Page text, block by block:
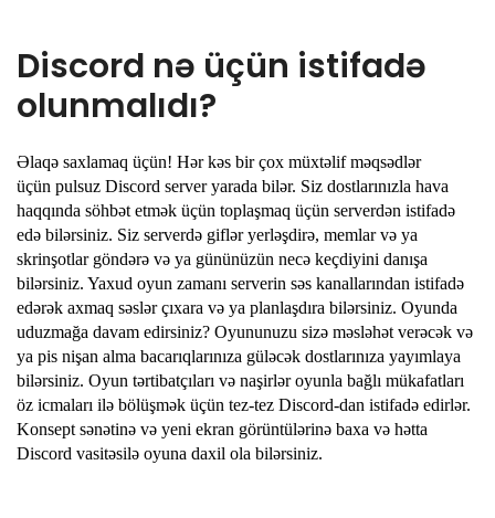
Discord nə üçün istifadə
olunmalıdı?
Əlaqə saxlamaq üçün! Hər kəs bir çox müxtəlif məqsədlər
üçün pulsuz Discord server yarada bilər. Siz dostlarınızla hava
haqqında söhbət etmək üçün toplaşmaq üçün serverdən istifadə
edə bilərsiniz. Siz serverdə giflər yerləşdirə, memlar və ya
skrinşotlar göndərə və ya gününüzün necə keçdiyini danışa
bilərsiniz. Yaxud oyun zamanı serverin səs kanallarından istifadə
edərək axmaq səslər çıxara və ya planlaşdıra bilərsiniz. Oyunda
uduzmağa davam edirsiniz? Oyununuzu sizə məsləhət verəcək və
ya pis nişan alma bacarıqlarınıza güləcək dostlarınıza yayımlaya
bilərsiniz. Oyun tərtibatçıları və naşirlər oyunla bağlı mükafatları
öz icmaları ilə bölüşmək üçün tez-tez Discord-dan istifadə edirlər.
Konsept sənətinə və yeni ekran görüntülərinə baxa və hətta
Discord vasitəsilə oyuna daxil ola bilərsiniz.